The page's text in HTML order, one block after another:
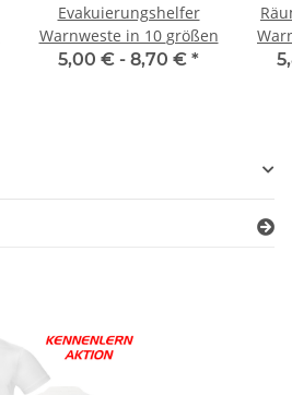
Evakuierungshelfer
Warnweste in 10 größen
5,00 € - 8,70 € *